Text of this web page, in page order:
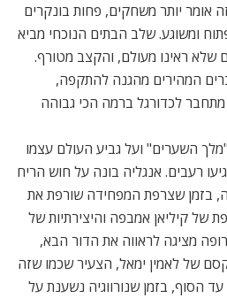
אומר יותר משחקים, פחות בונקרים
ומשוגע. שלב הבתים הנוכחי מביא
שלא ראינו מעולם, והקצב מטורף.
המהירים מהגנה להתקפה,
לכדורגל ברמה הכי גבוהה
השערים" ועל גביע העולם עצמו
רעבים. אנגליה בונה על חוש הריח
בזמן שצרפת המפחידה שורפת את
של קיליאן אמבפה והיצירתיות של
מציגה לראווה את הדור הבא,
של לאמין ימאל, הצעיר שכמו שזה
הסוף, בזמן שנורווגיה נשענת על